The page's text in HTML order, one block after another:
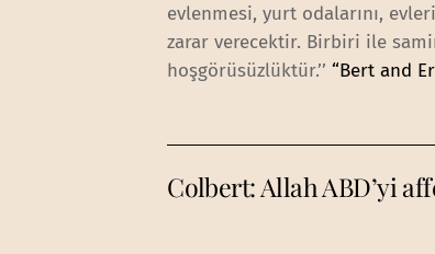
evlenmesi, yurt odalarını,
zarar verecektir. Birbiri ile
hoşgörüsüzlüktür.’’“Bert and
Colbert: Allah ABD’yi